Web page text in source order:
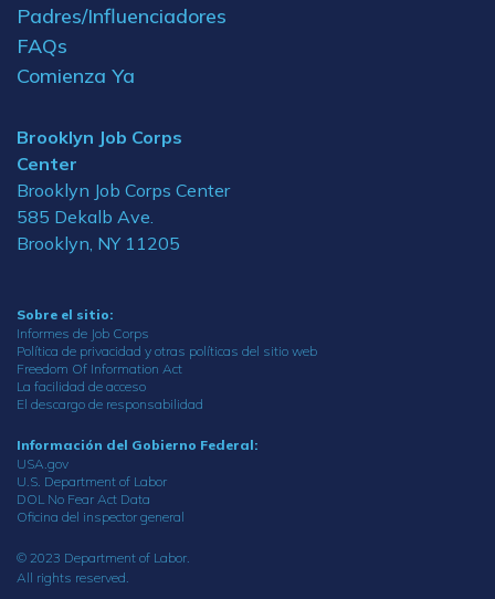
Padres/Influenciadores
FAQs
Comienza Ya
Brooklyn Job Corps
Center
Brooklyn Job Corps Center
585 Dekalb Ave.
Brooklyn, NY 11205
Sobre el sitio:
Informes de Job Corps
Política de privacidad y otras políticas del sitio web
Freedom Of Information Act
La facilidad de acceso
El descargo de responsabilidad
Información del Gobierno Federal:
USA.gov
U.S. Department of Labor
DOL No Fear Act Data
Oficina del inspector general
© 2023 Department of Labor.
All rights reserved.